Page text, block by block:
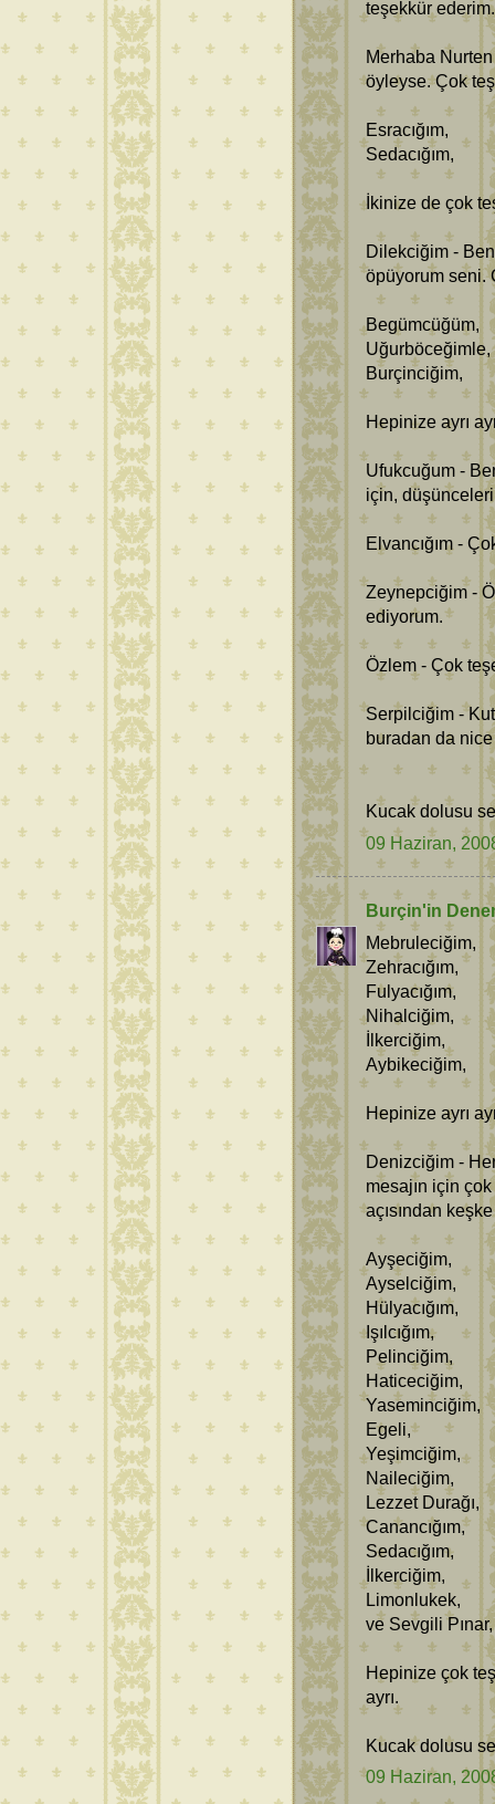
teşekkür
Merhaba
öyleyse. Çok
Esracığım,
Sedacığım,
İkinize de çok
Dilekciğim -
öpüyorum seni.
Begümcüğüm,
Uğurböceğimle,
Burçinciğim,
Hepinize ayrı
Ufukcuğum -
için,
Elvancığım -
Zeynepciğim -
ediyorum.
Özlem - Çok
Serpilciğim -
buradan da
Kucak dolusu
09 Haziran,
Burçin'in
Mebruleciğim,
Zehracığım,
Fulyacığım,
Nihalciğim,
İlkerciğim,
Aybikeciğim,
Hepinize ayrı
Denizciğim -
mesajın için
açısından
Ayşeciğim,
Ayselciğim,
Hülyacığım,
Işılcığım,
Pelinciğim,
Haticeciğim,
Yaseminciğim,
Egeli,
Yeşimciğim,
Naileciğim,
Lezzet Durağı,
Canancığım,
Sedacığım,
İlkerciğim,
Limonlukek,
ve Sevgili Pınar,
Hepinize çok
ayrı.
Kucak dolusu
09 Haziran,